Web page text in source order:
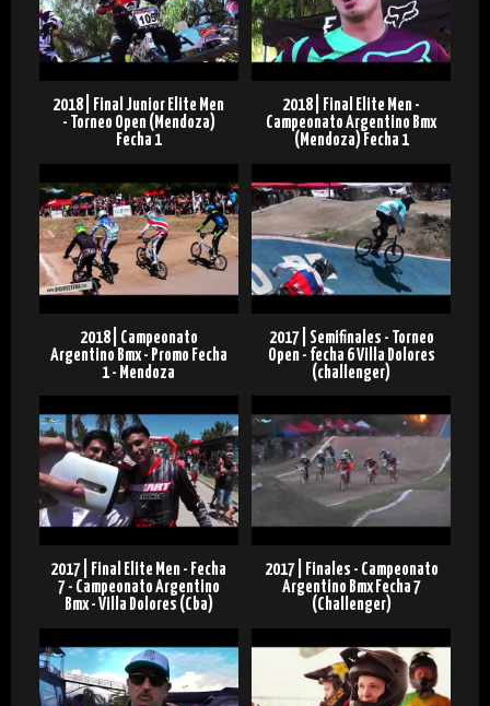
2018 | Final Junior Elite Men
- Torneo Open (Mendoza)
Fecha 1
2018 | Final Elite Men -
Campeonato Argentino Bmx
(Mendoza) Fecha 1
2018 | Campeonato
Argentino Bmx - Promo Fecha
1 - Mendoza
2017 | Semifinales - Torneo
Open - fecha 6 Villa Dolores
(challenger)
2017 | Final Elite Men - Fecha
7 - Campeonato Argentino
Bmx - Villa Dolores (Cba)
2017 | Finales - Campeonato
Argentino Bmx Fecha 7
(Challenger)